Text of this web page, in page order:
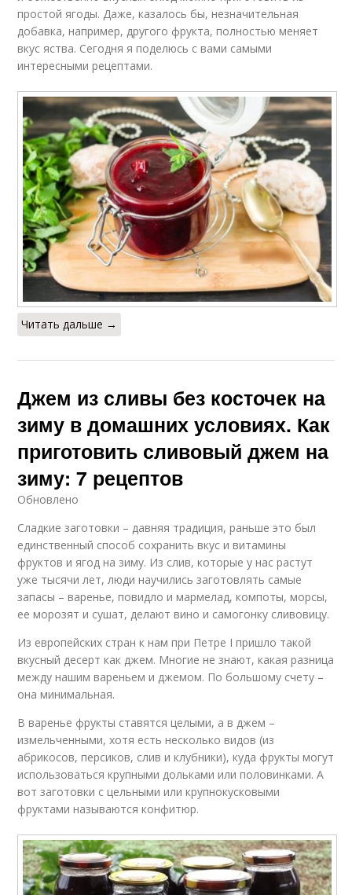
простой ягоды. Даже, казалось бы, незначительная
добавка, например, другого фрукта, полностью меняет
вкус яства. Сегодня я поделюсь с вами самыми
интересными рецептами.
Читать дальше →
Джем из сливы без косточек на
зиму в домашних условиях. Как
приготовить сливовый джем на
зиму: 7 рецептов
Обновлено
Сладкие заготовки – давняя традиция, раньше это был
единственный способ сохранить вкус и витамины
фруктов и ягод на зиму. Из слив, которые у нас растут
уже тысячи лет, люди научились заготовлять самые
запасы – варенье, повидло и мармелад, компоты, морсы,
ее морозят и сушат, делают вино и самогонку сливовицу.
Из европейских стран к нам при Петре I пришло такой
вкусный десерт как джем. Многие не знают, какая разница
между нашим вареньем и джемом. По большому счету –
она минимальная.
В варенье фрукты ставятся целыми, а в джем –
измельченными, хотя есть несколько видов (из
абрикосов, персиков, слив и клубники), куда фрукты могут
использоваться крупными дольками или половинками. А
вот заготовки с цельными или крупнокусковыми
фруктами называются конфитюр.